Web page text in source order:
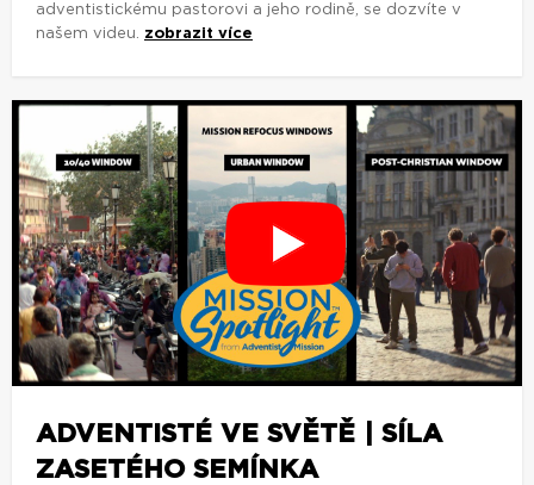
adventistickému pastorovi a jeho rodině, se dozvíte v
našem videu. zobrazit více
ADVENTISTÉ VE SVĚTĚ | SÍLA
ZASETÉHO SEMÍNKA